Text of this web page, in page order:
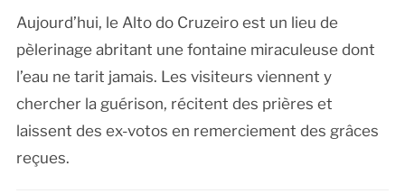
Aujourd’hui, le Alto do Cruzeiro est un lieu de
pèlerinage abritant une fontaine miraculeuse dont
l’eau ne tarit jamais. Les visiteurs viennent y
chercher la guérison, récitent des prières et
laissent des ex-votos en remerciement des grâces
reçues.